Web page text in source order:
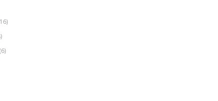
(6)